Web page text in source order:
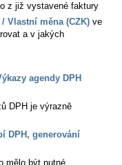
z již vystavené faktury
/ Vlastní měna (CZK) ve
a v jakých
agendy DPH
DPH je výrazně
DPH, generování
mělo být nutné,